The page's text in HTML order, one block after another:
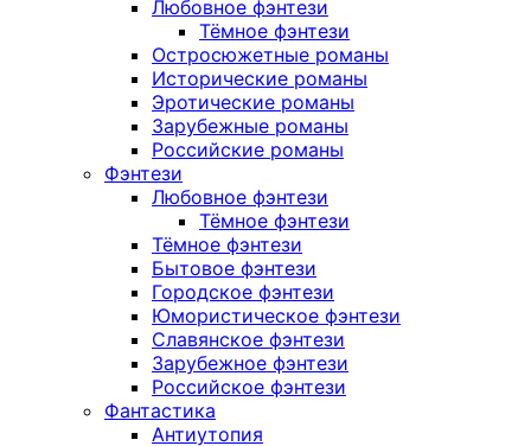
Любовное фэнтези
Тёмное фэнтези
Остросюжетные романы
Исторические романы
Эротические романы
Зарубежные романы
Российские романы
Фэнтези
Любовное фэнтези
Тёмное фэнтези
Тёмное фэнтези
Бытовое фэнтези
Городское фэнтези
Юмористическое фэнтези
Славянское фэнтези
Зарубежное фэнтези
Российское фэнтези
Фантастика
Антиутопия